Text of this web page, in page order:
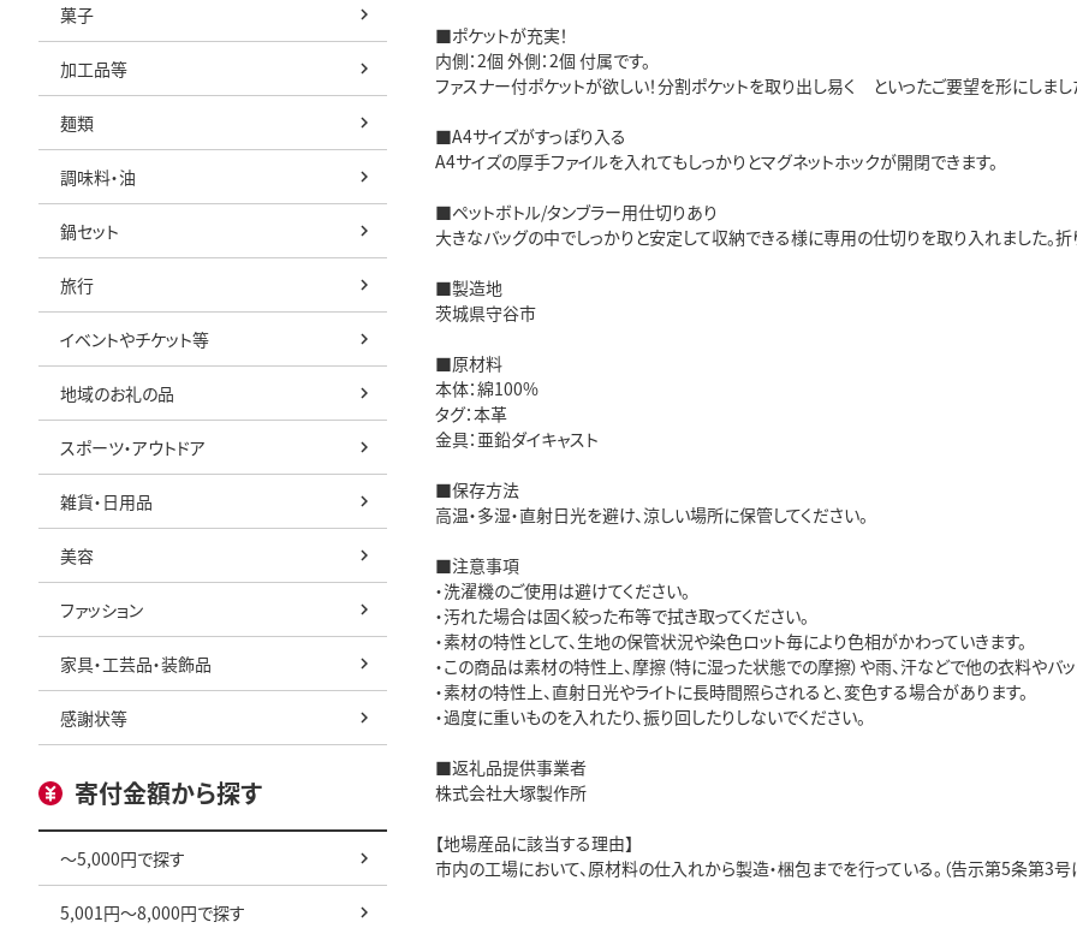
菓子
加工品等
麺類
調味料・油
鍋セット
旅行
イベントやチケット等
地域のお礼の品
スポーツ・アウトドア
雑貨・日用品
美容
ファッション
家具・工芸品・装飾品
感謝状等
寄付金額から探す
～5,000円で探す
5,001円～8,000円で探す
■ポケットが充実！
内側：2個 外側：2個 付属です。
ファスナー付ポケットが欲しい！分割ポケットを取り出し易く といったご要望を形にしまし
■A4サイズがすっぽり入る
A4サイズの厚手ファイルを入れてもしっかりとマグネットホックが開閉できます。
■ペットボトル/タンブラー用仕切りあり
大きなバッグの中でしっかりと安定して収納できる様に専用の仕切りを取り入れました。
■製造地
茨城県守谷市
■原材料
本体：綿100%
タグ：本革
金具：亜鉛ダイキャスト
■保存方法
高温・多湿・直射日光を避け、涼しい場所に保管してください。
■注意事項
・洗濯機のご使用は避けてください。
・汚れた場合は固く絞った布等で拭き取ってください。
・素材の特性として、生地の保管状況や染色ロット毎により色相がかわっていきます。
・この商品は素材の特性上、摩擦（特に湿った状態での摩擦）や雨、汗などで他の衣料やバ
・素材の特性上、直射日光やライトに長時間照らされると、変色する場合があります。
・過度に重いものを入れたり、振り回したりしないでください。
■返礼品提供事業者
株式会社大塚製作所
【地場産品に該当する理由】
市内の工場において、原材料の仕入れから製造・梱包までを行っている。（告示第5条第3号